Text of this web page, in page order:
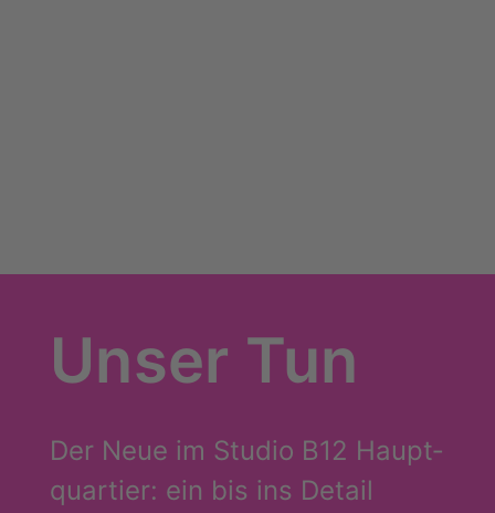
Unser Tun
Der Neue im Stu­dio B12 Haupt­
quar­tier: ein bis ins Detail